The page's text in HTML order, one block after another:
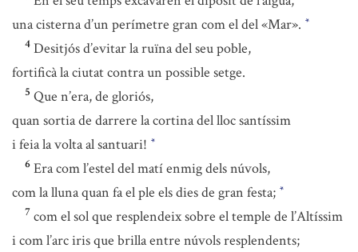
una cisterna d’un perímetre gran com el del «Mar». *
4 Desitjós d’evitar la ruïna del seu poble,
fortificà la ciutat contra un possible setge.
5 Que n’era, de gloriós,
quan sortia de darrere la cortina del lloc santíssim
i feia la volta al santuari! *
6 Era com l’estel del matí enmig dels núvols,
com la lluna quan fa el ple els dies de gran festa; *
7 com el sol que resplendeix sobre el temple de l’Altíssim
i com l’arc iris que brilla entre núvols resplendents;